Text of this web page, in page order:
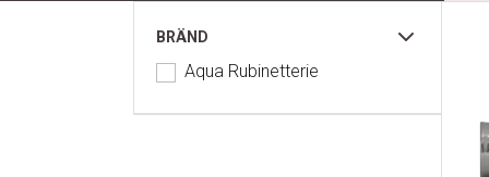
BRÄND
Aqua Rubinetterie